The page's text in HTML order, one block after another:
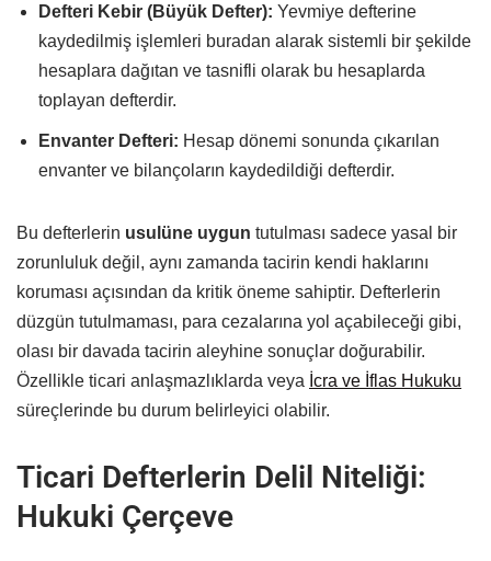
Defteri Kebir (Büyük Defter): Yevmiye defterine
kaydedilmiş işlemleri buradan alarak sistemli bir şekilde
hesaplara dağıtan ve tasnifli olarak bu hesaplarda
toplayan defterdir.
Envanter Defteri: Hesap dönemi sonunda çıkarılan
envanter ve bilançoların kaydedildiği defterdir.
Bu defterlerin usulüne uygun tutulması sadece yasal bir
zorunluluk değil, aynı zamanda tacirin kendi haklarını
koruması açısından da kritik öneme sahiptir. Defterlerin
düzgün tutulmaması, para cezalarına yol açabileceği gibi,
olası bir davada tacirin aleyhine sonuçlar doğurabilir.
Özellikle ticari anlaşmazlıklarda veya İcra ve İflas Hukuku
süreçlerinde bu durum belirleyici olabilir.
Ticari Defterlerin Delil Niteliği:
Hukuki Çerçeve